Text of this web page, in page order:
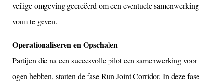
veilige omgeving gecreëerd om een eventuele samenwerking
vorm te geven.
Operationaliseren en Opschalen
Partijen die na een succesvolle pilot een samenwerking voor
ogen hebben, starten de fase Run Joint Corridor. In deze fase